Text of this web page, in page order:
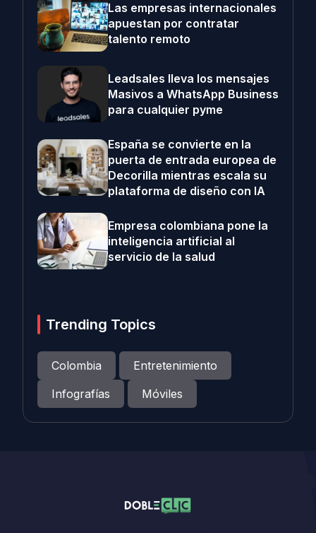
Las empresas internacionales
apuestan por contratar
talento remoto
Leadsales lleva los mensajes
Masivos a WhatsApp Business
para cualquier pyme
España se convierte en la
puerta de entrada europea de
Decorilla mientras escala su
plataforma de diseño con IA
Empresa colombiana pone la
inteligencia artificial al
servicio de la salud
Trending Topics
Colombia
Entretenimiento
Infografías
Móviles